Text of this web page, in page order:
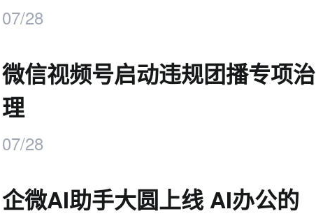
07/28
微信视频号启动违规团播专项治
理
07/28
企微AI助手大圆上线 AI办公的